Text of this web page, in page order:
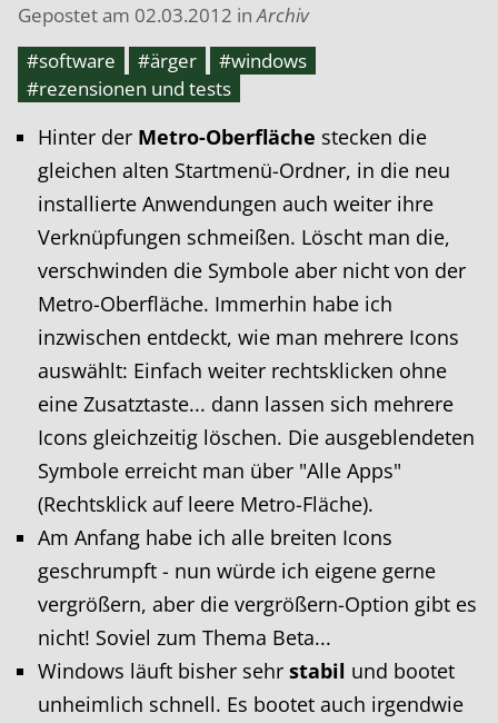
Gepostet am 02.03.2012 inArchiv
#software
#ärger
#windows
#rezensionen und tests
Hinter der Metro-Oberfläche stecken die
gleichen alten Startmenü-Ordner, in die neu
installierte Anwendungen auch weiter ihre
Verknüpfungen schmeißen. Löscht man die,
verschwinden die Symbole aber nicht von der
Metro-Oberfläche. Immerhin habe ich
inzwischen entdeckt, wie man mehrere Icons
auswählt: Einfach weiter rechtsklicken ohne
eine Zusatztaste... dann lassen sich mehrere
Icons gleichzeitig löschen. Die ausgeblendeten
Symbole erreicht man über "Alle Apps"
(Rechtsklick auf leere Metro-Fläche).
Am Anfang habe ich alle breiten Icons
geschrumpft - nun würde ich eigene gerne
vergrößern, aber die vergrößern-Option gibt es
nicht! Soviel zum Thema Beta...
Windows läuft bisher sehr stabil und bootet
unheimlich schnell. Es bootet auch irgendwie